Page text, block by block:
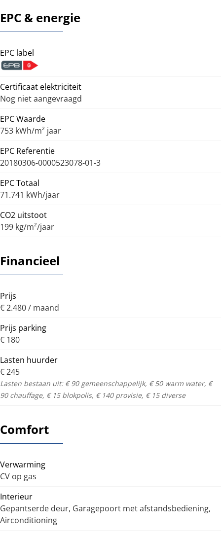
EPC & energie
EPC label
Certificaat elektriciteit
Nog niet aangevraagd
EPC Waarde
753 kWh/m² jaar
EPC Referentie
20180306-0000523078-01-3
EPC Totaal
71.741 kWh/jaar
CO2 uitstoot
199 kg/m²/jaar
Financieel
Prijs
€ 2.480 / maand
Prijs parking
€ 180
Lasten huurder
€ 245
Lasten bestaan uit: € 90 gemeenschappelijk, € 50 warm water, €
90 chauffage, € 15 blokpolis, € 140 provisie, € 15 diverse
Comfort
Verwarming
CV op gas
Interieur
Gepantserde deur, Garagepoort met afstandsbediening,
Airconditioning